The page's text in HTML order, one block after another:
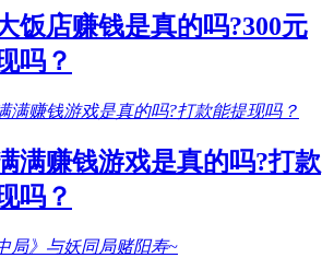
饭店赚钱是真的吗?300元
吗？
满赚钱游戏是真的吗?打款
吗？